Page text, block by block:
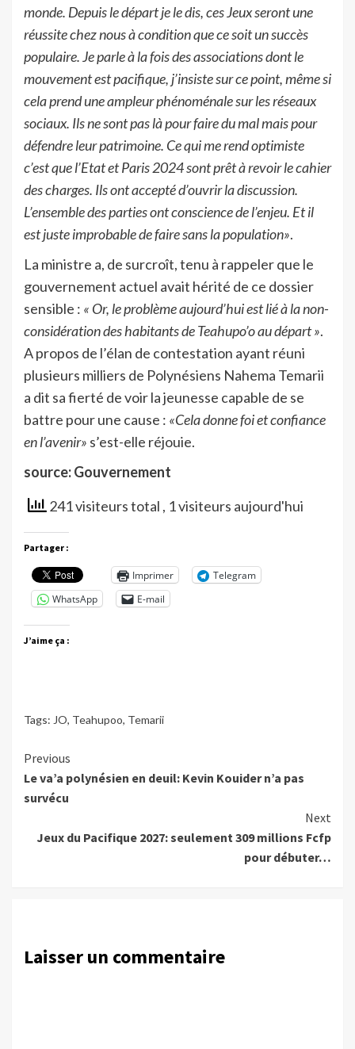
monde. Depuis le départ je le dis, ces Jeux seront une
réussite chez nous à condition que ce soit un succès
populaire. Je parle à la fois des associations dont le
mouvement est pacifique, j’insiste sur ce point, même si
cela prend une ampleur phénoménale sur les réseaux
sociaux. Ils ne sont pas là pour faire du mal mais pour
défendre leur patrimoine. Ce qui me rend optimiste
c’est que l’Etat et Paris 2024 sont prêt à revoir le cahier
des charges. Ils ont accepté d’ouvrir la discussion.
L’ensemble des parties ont conscience de l’enjeu. Et il
est juste improbable de faire sans la population».
La ministre a, de surcroît, tenu à rappeler que le
gouvernement actuel avait hérité de ce dossier
sensible : « Or, le problème aujourd’hui est lié à la non-
considération des habitants de Teahupo’o au départ ».
A propos de l’élan de contestation ayant réuni
plusieurs milliers de Polynésiens Nahema Temarii
a dit sa fierté de voir la jeunesse capable de se
battre pour une cause : «Cela donne foi et confiance
en l’avenir» s’est-elle réjouie.
source: Gouvernement
241 visiteurs total , 1 visiteurs aujourd'hui
Partager :
Imprimer
Telegram
WhatsApp
E-mail
J’aime ça :
Tags: JO, Teahupoo, Temarii
Continue
Reading
Previous
Le va’a polynésien en deuil: Kevin Kouider n’a pas
survécu
Next
Jeux du Pacifique 2027: seulement 309 millions Fcfp
pour débuter…
Laisser un commentaire